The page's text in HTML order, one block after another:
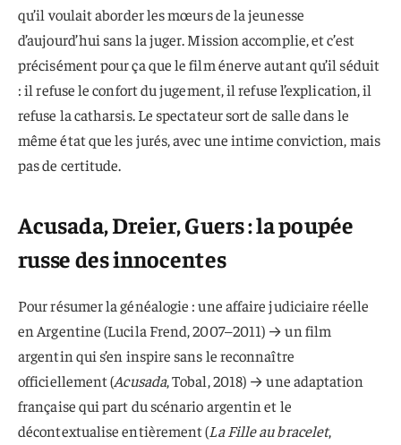
qu’il voulait aborder les mœurs de la jeunesse
d’aujourd’hui sans la juger. Mission accomplie, et c’est
précisément pour ça que le film énerve autant qu’il séduit
: il refuse le confort du jugement, il refuse l’explication, il
refuse la catharsis. Le spectateur sort de salle dans le
même état que les jurés, avec une intime conviction, mais
pas de certitude.
Acusada, Dreier, Guers : la poupée
russe des innocentes
Pour résumer la généalogie : une affaire judiciaire réelle
en Argentine (Lucila Frend, 2007–2011) → un film
argentin qui s’en inspire sans le reconnaître
officiellement (Acusada, Tobal, 2018) → une adaptation
française qui part du scénario argentin et le
décontextualise entièrement (La Fille au bracelet,